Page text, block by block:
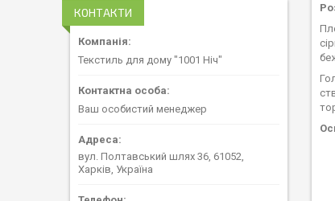
КОНТАКТИ
Текстиль для дому "1001 Ніч"
Ваш особистий менеджер
вул. Полтавський шлях 36, 61052,
Харків, Україна